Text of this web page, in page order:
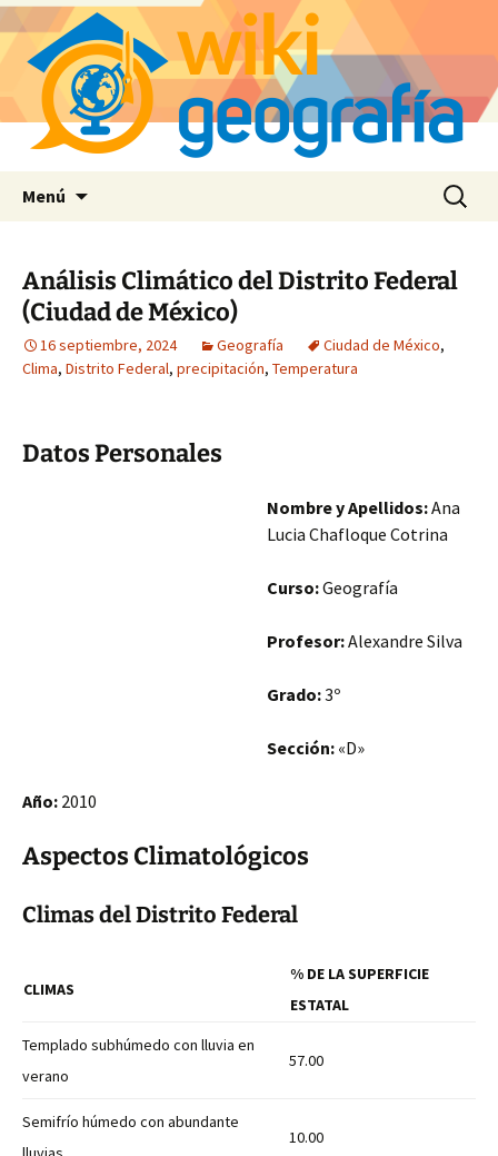
Menú Buscar:
Análisis Climático del Distrito Federal
(Ciudad de México)
16 septiembre, 2024 Geografía Ciudad de México,
Clima, Distrito Federal, precipitación, Temperatura
Datos Personales
Nombre y Apellidos:Ana
Lucia Chafloque Cotrina
Curso:Geografía
Profesor:Alexandre Silva
Grado:3º
Sección: «D»
Año: 2010
Aspectos Climatológicos
Climas del Distrito Federal
CLIMAS
% DE LA SUPERFICIE
ESTATAL
Templado subhúmedo con lluvia en
verano
57.00
Semifrío húmedo con abundante
10.00